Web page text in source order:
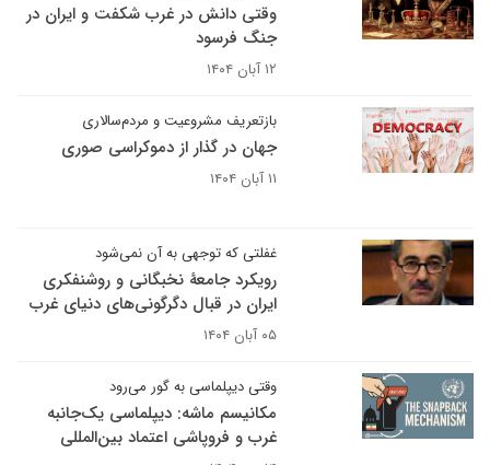
وقتی دانش در غرب شکفت و ایران در
جنگ فرسود
۱۲ آبان ۱۴۰۴
بازتعریف مشروعیت و مردم‌سالاری
جهان در گذار از دموکراسی صوری
۱۱ آبان ۱۴۰۴
غفلتی که توجهی به آن نمی‌شود
رویکرد جامعۀ نخبگانی و روشنفکری
ایران در قبال دگرگونی‌های دنیای غرب
۰۵ آبان ۱۴۰۴
وقتی دیپلماسی به گور می‌رود
مکانیسم ماشه: دیپلماسی یک‌جانبه
غرب و فروپاشی اعتماد بین‌المللی